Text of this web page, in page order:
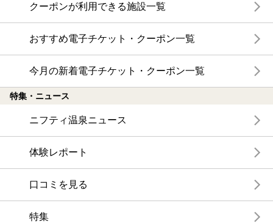
クーポンが利用できる施設一覧
おすすめ電子チケット・クーポン一覧
今月の新着電子チケット・クーポン一覧
特集・ニュース
ニフティ温泉ニュース
体験レポート
口コミを見る
特集